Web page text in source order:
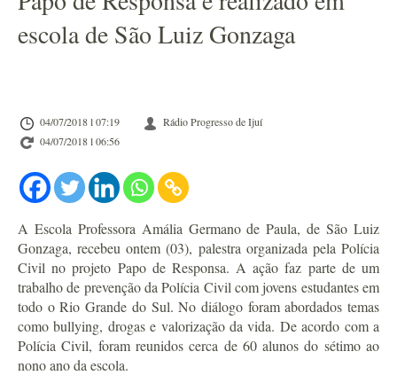
escola de São Luiz Gonzaga
04/07/2018 l 07:19
Rádio Progresso de Ijuí
04/07/2018 l 06:56
A Escola Professora Amália Germano de Paula, de São Luiz
Gonzaga, recebeu ontem (03), palestra organizada pela Polícia
Civil no projeto Papo de Responsa. A ação faz parte de um
trabalho de prevenção da Polícia Civil com jovens estudantes em
todo o Rio Grande do Sul. No diálogo foram abordados temas
como bullying, drogas e valorização da vida. De acordo com a
Polícia Civil, foram reunidos cerca de 60 alunos do sétimo ao
nono ano da escola.